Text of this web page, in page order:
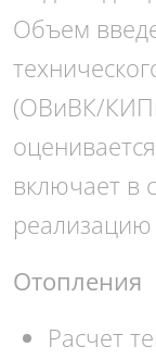
Объем
(ОВиВК/
включает в
реализацию
Отопления
Расчет